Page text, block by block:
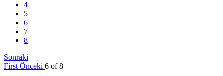
4
5
6
7
8
Sonraki
First Önceki 6 of 8